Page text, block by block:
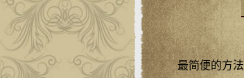
最简便的方